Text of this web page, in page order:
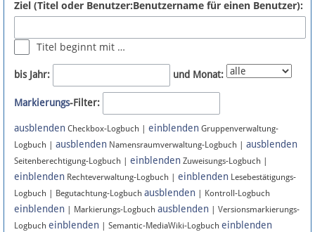
Newsletter
Bluesky
Facebook
Instagram
Anmelden
Ziel (Titel oder Benutzer:Benutzername für einen Benutzer):
Titel beginnt mit …
bis Jahr: und Monat:
Markierungs-Filter:
ausblenden Checkbox-Logbuch | einblenden Gruppenverwaltung-
Logbuch | ausblenden Namensraumverwaltung-Logbuch | ausblenden
Seitenberechtigung-Logbuch | einblenden Zuweisungs-Logbuch |
einblenden Rechteverwaltung-Logbuch | einblenden Lesebestätigungs-
Logbuch | Begutachtung-Logbuch ausblenden | Kontroll-Logbuch
einblenden | Markierungs-Logbuch ausblenden | Versionsmarkierungs-
Logbuch einblenden | Semantic-MediaWiki-Logbuch einblenden